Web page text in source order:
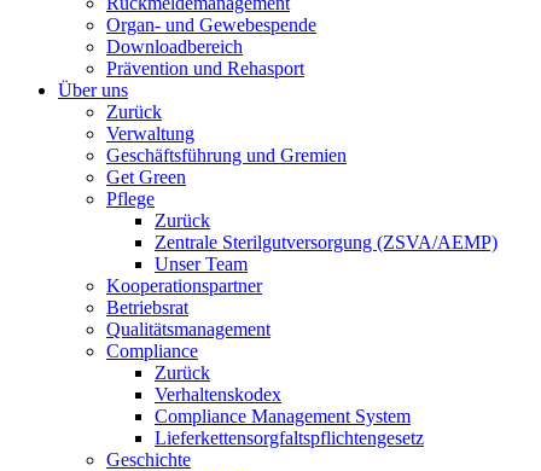
Organ- und Gewebespende
Downloadbereich
Prävention und Rehasport
Über uns
Zurück
Verwaltung
Geschäftsführung und Gremien
Get Green
Pflege
Zurück
Zentrale Sterilgutversorgung (ZSVA/AEMP)
Unser Team
Kooperationspartner
Betriebsrat
Qualitätsmanagement
Compliance
Zurück
Verhaltenskodex
Compliance Management System
Lieferkettensorgfaltspflichtengesetz
Geschichte